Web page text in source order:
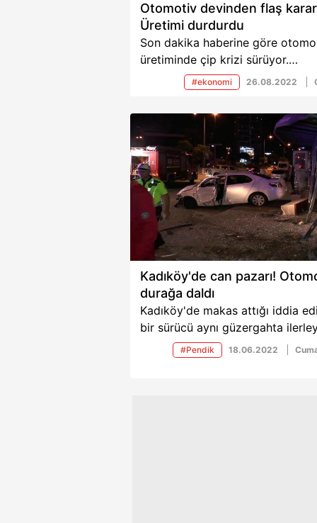
Otomotiv devinden flaş
Üretimi durdurdu
Son dakika haberine göre
üretiminde çip krizi sürüyor.
Dünyanın en büyük otomotiv
devlerinden Opel, İspanya'da
bulunan fabrikasında çip sıkıntısı
nedeniyle Corsa ve Crossland
modellerinin üretimini durdurma
kararı aldı.
#ekonomi 26.08.2022
Kadıköy'de can pazarı!
durağa daldı
Kadıköy'de makas attığı iddia
bir sürücü aynı güzergahta
başka otomobile çarptı. Çarptığı
aracın sürücüsü kontorolünü
#Pendik 18.06.2022